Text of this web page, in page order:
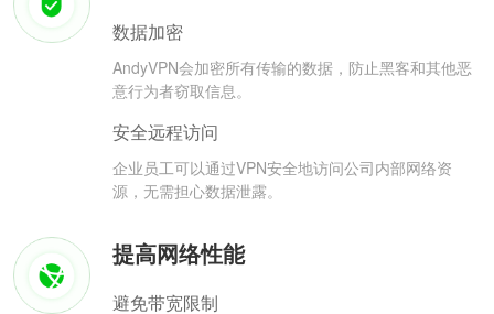
数据加密
AndyVPN会加密所有传输的数据，防止黑客和其他恶
意行为者窃取信息。
安全远程访问
企业员工可以通过VPN安全地访问公司内部网络资
源，无需担心数据泄露。
提高网络性能
避免带宽限制